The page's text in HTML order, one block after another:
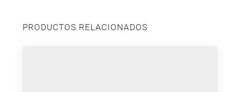
PRODUCTOS RELACIONADOS